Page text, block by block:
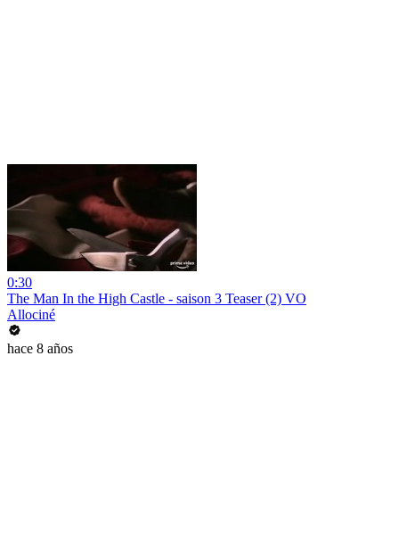
0:30
The Man In the High Castle - saison 3 Teaser (2) VO
Allociné
hace 8 años